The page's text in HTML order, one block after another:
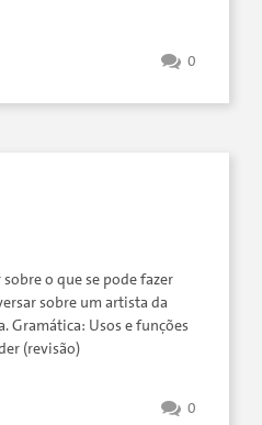
0
o que se pode fazer
sobre um artista da
Gramática: Usos e funções
(revisão)
0